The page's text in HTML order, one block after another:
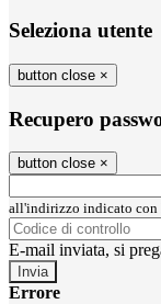
Seleziona utente
button close ×
Recupero
button close ×
all'indirizzo indicato con
E-mail inviata, si
Errore